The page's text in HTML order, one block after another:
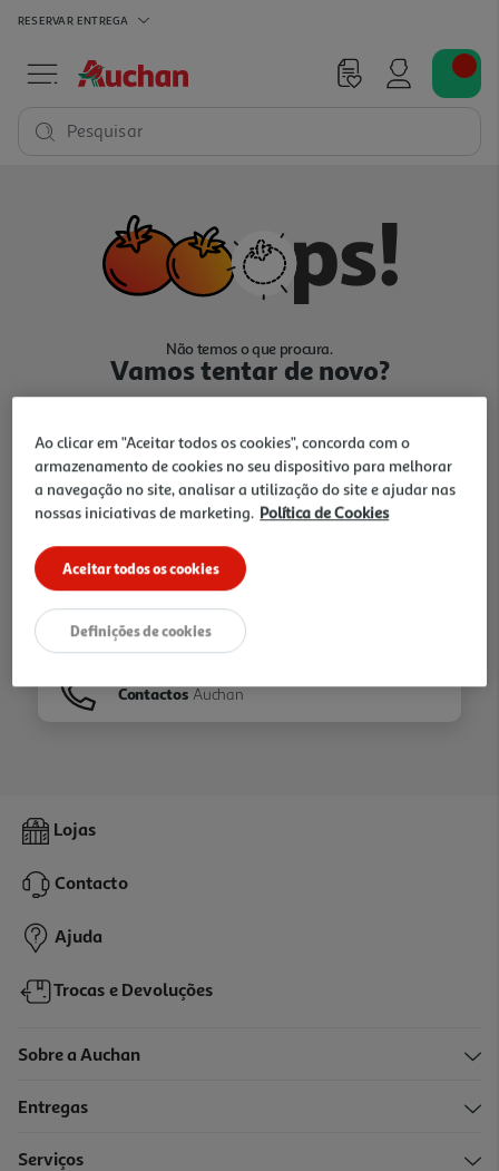
RESERVAR ENTREGA
Pesquisar
Não temos o que procura.
Vamos tentar de novo?
Ir para Homepage
Folhetos
Contactos Auchan
Lojas
Contacto
Ajuda
Trocas e Devoluções
Sobre a Auchan
Entregas
Serviços
Ao clicar em "Aceitar todos os cookies", concorda com o
armazenamento de cookies no seu dispositivo para melhorar
a navegação no site, analisar a utilização do site e ajudar nas
nossas iniciativas de marketing. Política de Cookies
Aceitar todos os cookies
Definições de cookies